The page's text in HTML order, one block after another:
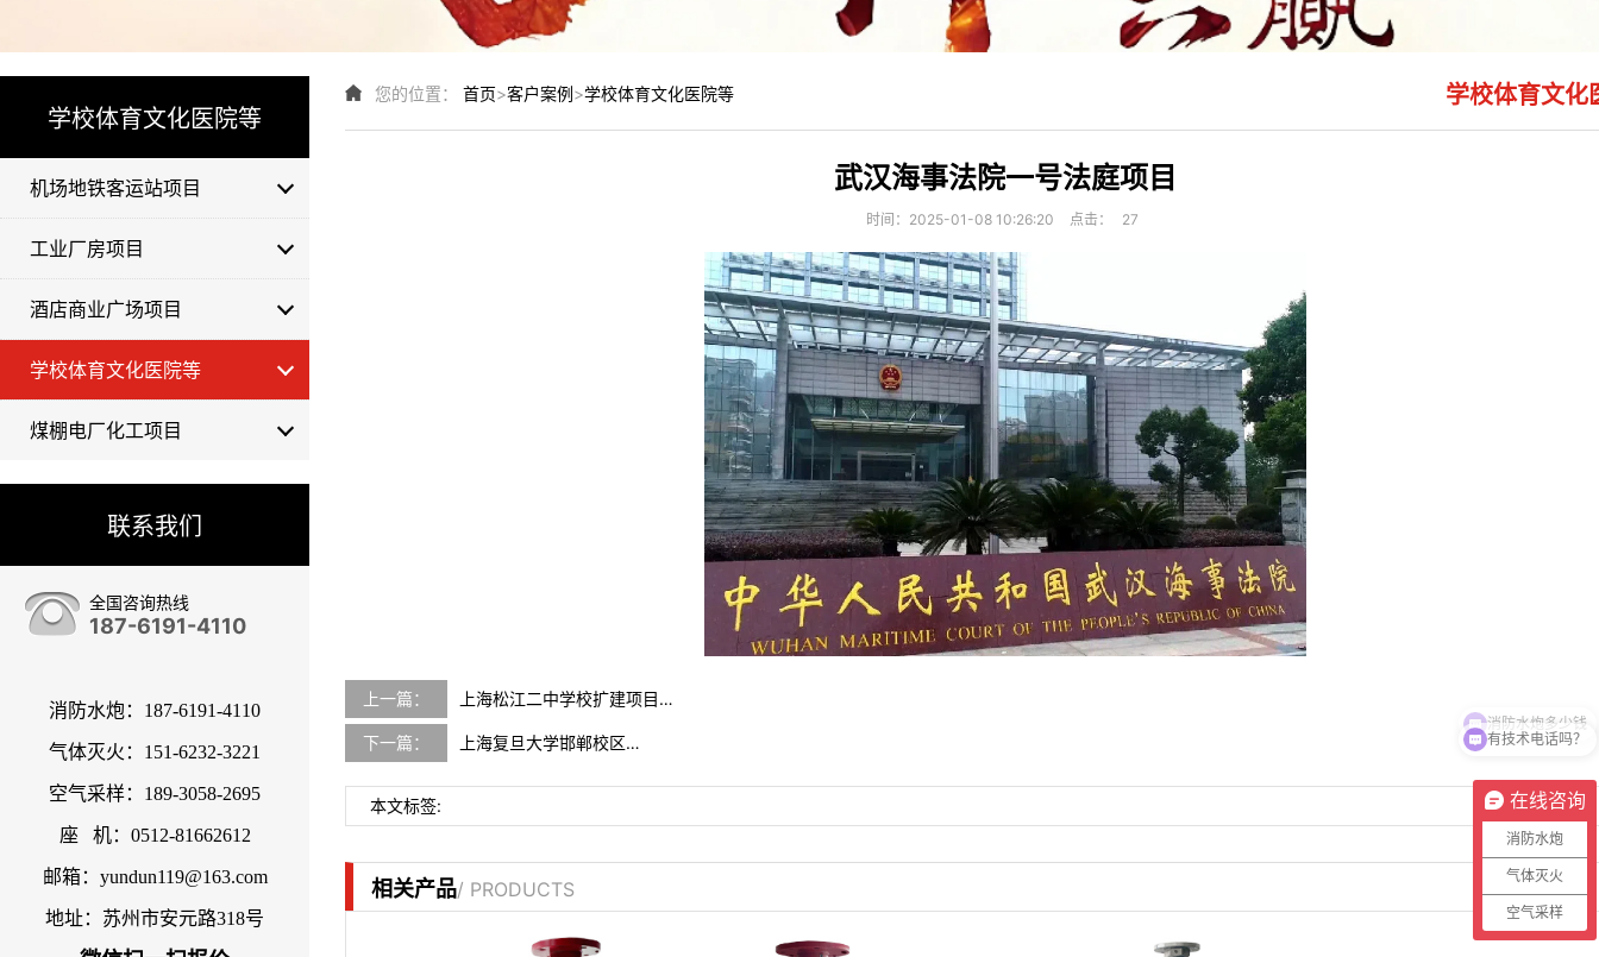
学校体育文化医院等
机场地铁客运站项目
工业厂房项目
酒店商业广场项目
学校体育文化医院等
煤棚电厂化工项目
联系我们
全国咨询热线
187-6191-4110
消防水炮：187-6191-4110
气体灭火：151-6232-3221
空气采样：189-3058-2695
座 机：0512-81662612
邮箱：yundun119@163.com
地址：苏州市安元路318号
您的位置： 首页>客户案例>学校体育文化医院等 学校体育文化
武汉海事法院一号法庭项目
时间：2025-01-08 10:26:20 点击： 27
上一篇： 上海松江二中学校扩建项目…
下一篇： 上海复旦大学邯郸校区…
本文标签:
相关产品/ PRODUCTS
在线咨询
消防水炮
气体灭火
空气采样